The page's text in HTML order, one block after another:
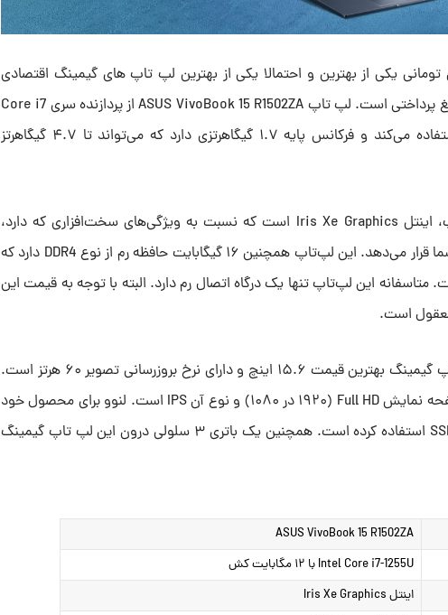
۳۸ میلیون تومانی یکی از بهترین و احتمالا یکی از بهترین لپ تاپ‌ های گیمینگ اقتصادی
موجود در بازار در ازای مبلغ پرداختی است. لپ تاپ ASUS VivoBook 15 R1502ZA از پردازنده سری Core i7
برای پردازش اطلاعات استفاده می‌کند و فرکانس پایه ۱.۷ گیگاهرتزی دارد که می‌تواند تا ۴.۷ گیگاهرتز
چیپ گرافیکی این لپ‌تاپ، اینتل Iris Xe Graphics است که نسبت به ویژگی‌های سخت‌افزاری که دارد،
قدرت خوبی را در اختیار شما قرار می‌دهد. این لپ‌تاپ همچنین ۱۶ گیگابایت حافظه رم از نوع DDR4 دارد که
است. متاسفانه این لپ‌تاپ تنها یک درگاه اتصال رم دارد. البته با توجه به قیمت این
معقول است.
صفحه نمایش این لپ تاپ گیمینگ بهترین قیمت ۱۵.۶ اینچ و دارای نرخ بروزرسانی تصویر ۶۰ هرتز است.
همچنین رزولوشن این صفحه نمایش Full HD (۱۹۲۰ در ۱۰۸۰) و نوع آن IPS است. لنوو برای محصول خود
از ۵۱۲ گیگابایت حافظه SSD استفاده کرده است. همچنین یک باتری ۳ سلولی درون این لپ تاپ گیمینگ
ASUS VivoBook 15 R1502ZA
Intel Core i7-1255U با ۱۲ مگابایت کش
اینتل Iris Xe Graphics